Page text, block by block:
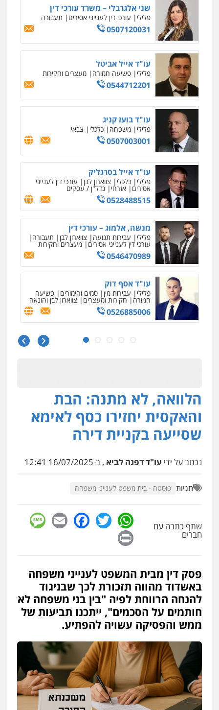
אלי אונגר משרד עו"ד
פלילי פשיעה חמורה מעצרים מנהלי
עסקים
0507302623
עו"ד מעיין שמחון
פלילי מעצרים וחקירות עורכי דין לענייני
אסירים
0587604050
עו"ד שאדי כבהא
פלילי עורכי דין לענייני אסירים
0525556970
עו"ד רויטל סבג שקד
פלילי פשיעה חמורה אמצעי לחימה
אלימות עורכי דין לענייני אסירים
0528615306
דוד בוחבוט – משרד עו"ד
פלילי פשיעה חמורה מעצרים צווארון לבן
0505542333
עו"ד בן ממן
פלילי אסירים חקירות ומעצרים סייבר
ניהול משברים פליליים
0506355388
חליל ביאדי – משרד עורכי דין
עו"ד איהאב זבידאת
פלילי פשיעה חמורה ארגוני פשע
המתה עבירות מין
0509930581
פלילי תעבורה
צווארון לבן פשיעה כלכלית עבירות
הלבנת הון
0505471497
פלילי פשיעה כלכלית צווארון לבן
0506217771
עו"ד עידית שינו-אמיתי
פלילי עורכי דין לענייני אסירים פשיעה
חמורה
0507587013
עו"ד אור בן שאנן
פלילי מעצרים וחקירות
0549199449
הלוואה, לא מתנה: הבת
והאקסית יחזירו כסף לאימא
שסייעה בקניית דירה
נכתב על ידי עו"ד דפנה לביא , ב-16/07/2025 12:41
תגיות פוסטה - בית משפט לענייני משפחה
שתף כתבה עם
חברים
WhatsApp
Twitter
Facebook
Email
פסק דין מבית המשפט לענייני משפחה
באשדוד מהווה תזכורת לכך שבניגוד
להנחה הרווחת לפיה "בין בני משפחה לא
חותמים על הסכמים", ייתכנו תביעות של
ממש והפסיקה עשויה להפתיע.